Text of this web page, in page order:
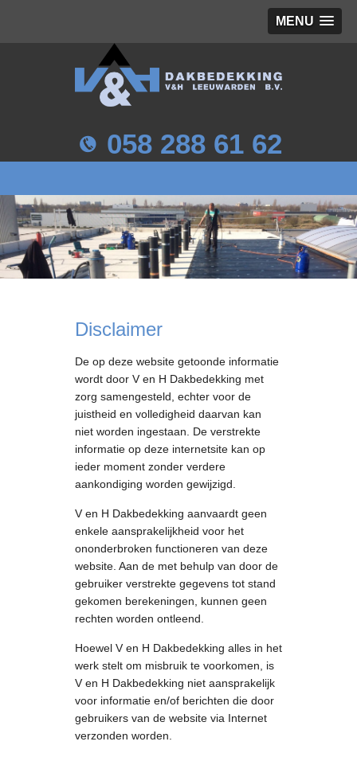
MENU
058 288 61 62
Disclaimer
De op deze website getoonde informatie
wordt door V en H Dakbedekking met
zorg samengesteld, echter voor de
juistheid en volledigheid daarvan kan
niet worden ingestaan. De verstrekte
informatie op deze internetsite kan op
ieder moment zonder verdere
aankondiging worden gewijzigd.
V en H Dakbedekking aanvaardt geen
enkele aansprakelijkheid voor het
ononderbroken functioneren van deze
website. Aan de met behulp van door de
gebruiker verstrekte gegevens tot stand
gekomen berekeningen, kunnen geen
rechten worden ontleend.
Hoewel V en H Dakbedekking alles in het
werk stelt om misbruik te voorkomen, is
V en H Dakbedekking niet aansprakelijk
voor informatie en/of berichten die door
gebruikers van de website via Internet
verzonden worden.